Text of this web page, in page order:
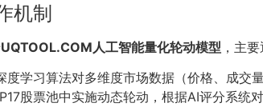
机制
UQTOOL.COM人工智能量化轮动模型 ，主
度学习算法对多维度市场数据（价格、成交
股票池中实施动态轮动，根据AI评分系统